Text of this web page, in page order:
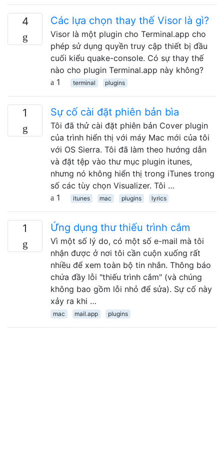
4 Các lựa chọn thay thế Visor là gì?
Visor là một plugin cho Terminal.app cho
phép sử dụng quyền truy cập thiết bị đầu
cuối kiểu quake-console. Có sự thay thế
nào cho plugin Terminal.app này không?
1
terminal plugins
1 Sự cố cài đặt phiên bản bìa
Tôi đã thử cài đặt phiên bản Cover plugin
của trình hiển thị với máy Mac mới của tôi
với OS Sierra. Tôi đã làm theo hướng dẫn
và đặt tệp vào thư mục plugin itunes,
nhưng nó không hiển thị trong iTunes trong
số các tùy chọn Visualizer. Tôi …
1
itunes mac plugins lyrics
1 Ứng dụng thư thiếu trình cắm
Vì một số lý do, có một số e-mail mà tôi
nhận được ở nơi tôi cần cuộn xuống rất
nhiều để xem toàn bộ tin nhắn. Thông báo
chứa đầy lỗi "thiếu trình cắm" (và chúng
không bao gồm lỗi nhỏ để sửa). Sự cố này
xảy ra khi …
mac mail.app plugins